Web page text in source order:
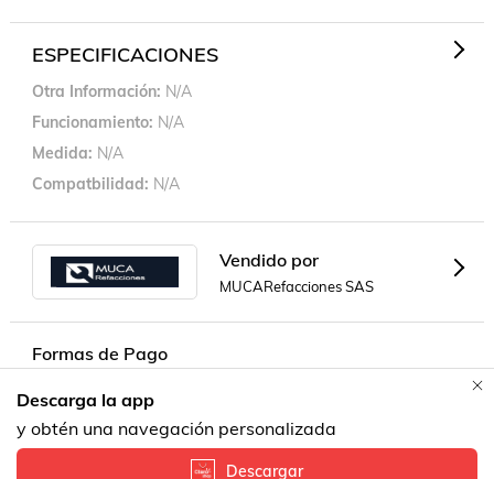
ESPECIFICACIONES
Otra Información N/A
Funcionamiento N/A
Medida N/A
Compatbilidad N/A
Vendido por
MUCARefacciones SAS
Formas de Pago
Descarga la app
y obtén una navegación personalizada
Descargar